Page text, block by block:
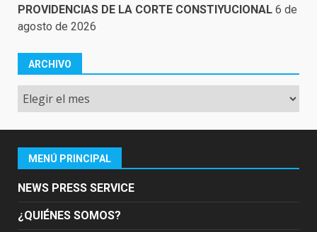
PROVIDENCIAS DE LA CORTE CONSTIYUCIONAL 6 de
agosto de 2026
ARCHIVO
Archivo
MENÚ PRINCIPAL
NEWS PRESS SERVICE
¿QUIÉNES SOMOS?